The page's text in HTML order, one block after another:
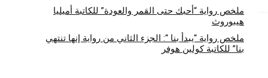
ملخص رواية “أحبك حتى القمر والعودة” للكاتبة أميليا
هيبوروث
ملخص رواية “يبدأ بنا “: الجزء الثاني من رواية إنها تنتهي
بنا” للكاتبة كولين هوفر